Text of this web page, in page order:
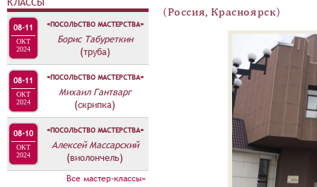
(Россия, Красноярск)
08-11
ОКТ
2024
«ПОСОЛЬСТВО МАСТЕРСТВА»
Борис Табуреткин
(труба)
08-11
ОКТ
2024
«ПОСОЛЬСТВО МАСТЕРСТВА»
Михаил Гантварг
(скрипка)
08-10
ОКТ
2024
«ПОСОЛЬСТВО МАСТЕРСТВА»
Алексей Массарский
(виолончель)
Все мастер-классы»